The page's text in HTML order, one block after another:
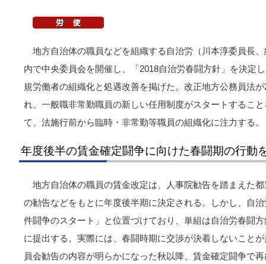
地方自治体の職員などを組織する自治労（川本淳委員長
内で中央委員会を開催し、「2018自治労春闘方針」を決定
規労働者の組織化と処遇改善を掲げた。改正地方公務員法
れ、一般職非常勤職員の新しい任用制度がスタートするこ
て、法施行前から臨時・非常勤等職員の組織化に注力する。
年度後半の賃金確定闘争に向けた春闘期の行動
地方自治体の職員の賃金改定は、人事院勧告を踏まえた
の勧告などをもとに年度後半期に決定される。しかし、自
件闘争のスタート」と位置づけており、単組は自治労春闘
に提出する。実際には、春闘時期に交渉が決着しないこと
員会勧告の内容が明らかになった秋以降、賃金確定闘争で